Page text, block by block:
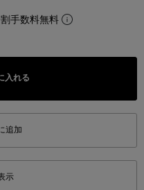
手数料無料
入れる
追加
示